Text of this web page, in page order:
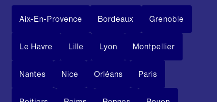
Aix-En-Provence Bordeaux Grenoble
Le Havre Lille Lyon Montpellier
Nantes Nice Orléans Paris